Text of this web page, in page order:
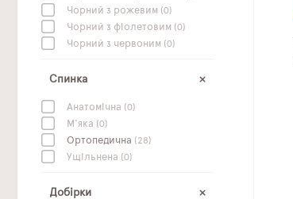
Чорний з рожевим (0)
Чорний з фіолетовим (0)
Чорний з червоним (0)
Спинка
Анатомічна (0)
М'яка (0)
Ортопедична (28)
Ущільнена (0)
Добірки